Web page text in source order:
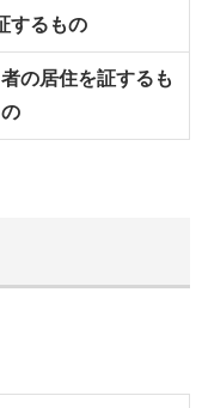
するもの
の居住を証するも
の